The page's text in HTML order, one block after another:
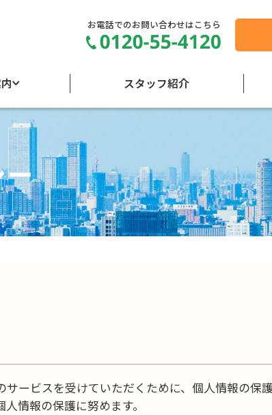
お電話でのお問い合わせはこちら
スタッフ紹介
ー
ービスを受けていただくために、個人情報の保
情報の保護に努めます。